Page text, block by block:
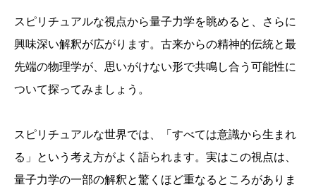
スピリチュアルな視点から量子力学を眺めると、さらに
興味深い解釈が広がります。古来からの精神的伝統と最
先端の物理学が、思いがけない形で共鳴し合う可能性に
ついて探ってみましょう。
スピリチュアルな世界では、「すべては意識から生まれ
る」という考え方がよく語られます。実はこの視点は、
量子力学の一部の解釈と驚くほど重なるところがありま